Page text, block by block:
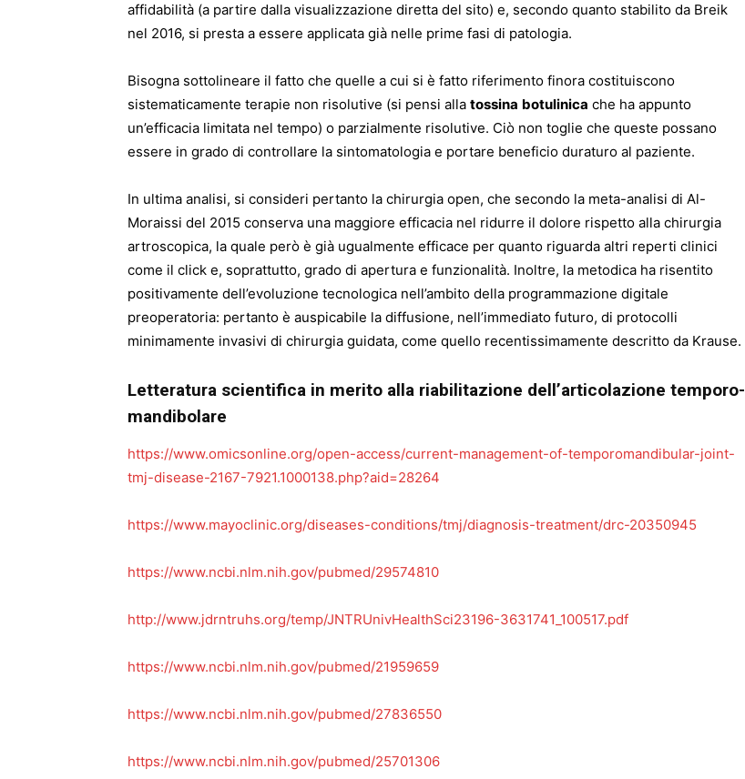
affidabilità (a partire dalla visualizzazione diretta del sito) e, secondo quanto stabilito da Breik
nel 2016, si presta a essere applicata già nelle prime fasi di patologia.
Bisogna sottolineare il fatto che quelle a cui si è fatto riferimento finora costituiscono
sistematicamente terapie non risolutive (si pensi alla tossina botulinica che ha appunto
un’efficacia limitata nel tempo) o parzialmente risolutive. Ciò non toglie che queste possano
essere in grado di controllare la sintomatologia e portare beneficio duraturo al paziente.
In ultima analisi, si consideri pertanto la chirurgia open, che secondo la meta-analisi di Al-
Moraissi del 2015 conserva una maggiore efficacia nel ridurre il dolore rispetto alla chirurgia
artroscopica, la quale però è già ugualmente efficace per quanto riguarda altri reperti clinici
come il click e, soprattutto, grado di apertura e funzionalità. Inoltre, la metodica ha risentito
positivamente dell’evoluzione tecnologica nell’ambito della programmazione digitale
preoperatoria: pertanto è auspicabile la diffusione, nell’immediato futuro, di protocolli
minimamente invasivi di chirurgia guidata, come quello recentissimamente descritto da Krause.
Letteratura scientifica in merito alla riabilitazione dell’articolazione temporo-
mandibolare
https://www.omicsonline.org/open-access/current-management-of-temporomandibular-joint-
tmj-disease-2167-7921.1000138.php?aid=28264
https://www.mayoclinic.org/diseases-conditions/tmj/diagnosis-treatment/drc-20350945
https://www.ncbi.nlm.nih.gov/pubmed/29574810
http://www.jdrntruhs.org/temp/JNTRUnivHealthSci23196-3631741_100517.pdf
https://www.ncbi.nlm.nih.gov/pubmed/21959659
https://www.ncbi.nlm.nih.gov/pubmed/27836550
https://www.ncbi.nlm.nih.gov/pubmed/25701306